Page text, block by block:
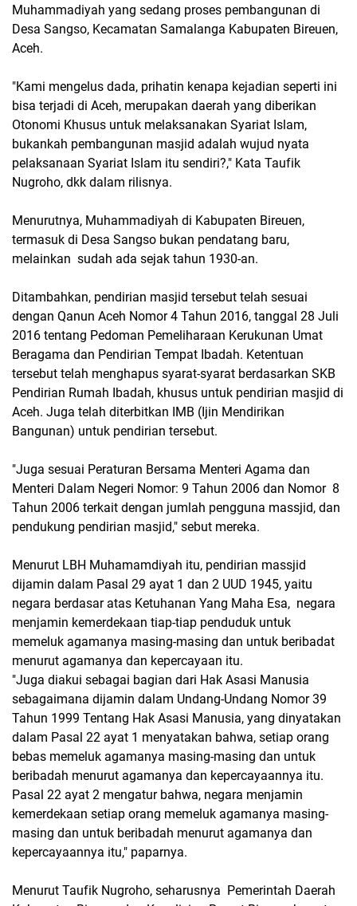
Muhammadiyah yang sedang proses pembangunan di
Desa Sangso, Kecamatan Samalanga Kabupaten Bireuen,
Aceh.
"Kami mengelus dada, prihatin kenapa kejadian seperti ini
bisa terjadi di Aceh, merupakan daerah yang diberikan
Otonomi Khusus untuk melaksanakan Syariat Islam,
bukankah pembangunan masjid adalah wujud nyata
pelaksanaan Syariat Islam itu sendiri?," Kata Taufik
Nugroho, dkk dalam rilisnya.
Menurutnya, Muhammadiyah di Kabupaten Bireuen,
termasuk di Desa Sangso bukan pendatang baru,
melainkan sudah ada sejak tahun 1930-an.
Ditambahkan, pendirian masjid tersebut telah sesuai
dengan Qanun Aceh Nomor 4 Tahun 2016, tanggal 28 Juli
2016 tentang Pedoman Pemeliharaan Kerukunan Umat
Beragama dan Pendirian Tempat Ibadah. Ketentuan
tersebut telah menghapus syarat-syarat berdasarkan SKB
Pendirian Rumah Ibadah, khusus untuk pendirian masjid di
Aceh. Juga telah diterbitkan IMB (Ijin Mendirikan
Bangunan) untuk pendirian tersebut.
"Juga sesuai Peraturan Bersama Menteri Agama dan
Menteri Dalam Negeri Nomor: 9 Tahun 2006 dan Nomor 8
Tahun 2006 terkait dengan jumlah pengguna massjid, dan
pendukung pendirian masjid," sebut mereka.
Menurut LBH Muhamamdiyah itu, pendirian massjid
dijamin dalam Pasal 29 ayat 1 dan 2 UUD 1945, yaitu
negara berdasar atas Ketuhanan Yang Maha Esa, negara
menjamin kemerdekaan tiap-tiap penduduk untuk
memeluk agamanya masing-masing dan untuk beribadat
menurut agamanya dan kepercayaan itu.
"Juga diakui sebagai bagian dari Hak Asasi Manusia
sebagaimana dijamin dalam Undang-Undang Nomor 39
Tahun 1999 Tentang Hak Asasi Manusia, yang dinyatakan
dalam Pasal 22 ayat 1 menyatakan bahwa, setiap orang
bebas memeluk agamanya masing-masing dan untuk
beribadah menurut agamanya dan kepercayaannya itu.
Pasal 22 ayat 2 mengatur bahwa, negara menjamin
kemerdekaan setiap orang memeluk agamanya masing-
masing dan untuk beribadah menurut agamanya dan
kepercayaannya itu," paparnya.
Menurut Taufik Nugroho, seharusnya Pemerintah Daerah